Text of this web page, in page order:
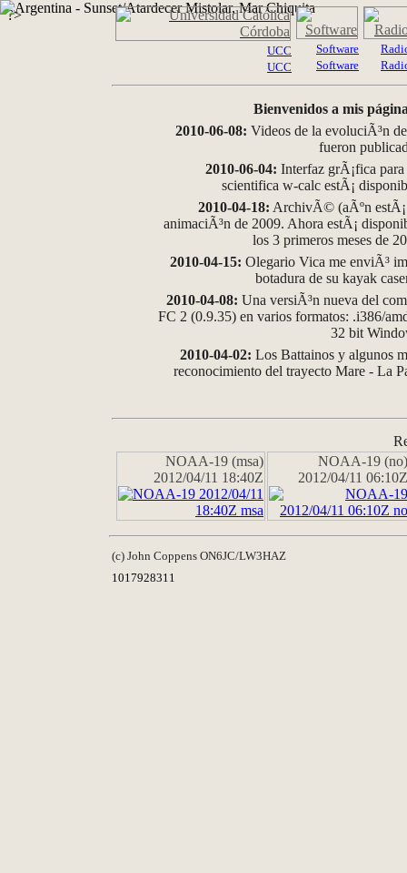
?>
UCC
UCC
Software
Software
Bienvenidos a mis
2010-06-08: Videos de la evoluciÃ³n
fueron
2010-06-04: Interfaz grÃ¡fica
scientifica w-calc estÃ¡
2010-04-18: ArchivÃ© (aÃºn
animaciÃ³n de 2009. Ahora estÃ¡
los 3 primeros meses de
2010-04-15: Olegario Vica me enviÃ³
botadura de su kayak
2010-04-08: Una versiÃ³n nueva del
FC 2 (0.9.35) en varios formatos: .i386/
32 bit
2010-04-02: Los Battainos y algunos
reconocimiento del trayecto Mare - La
NOAA-19 (msa)
2012/04/11 18:40Z
NOAA-19 (no)
2012/04/11 06:10Z
(c) John Coppens ON6JC/LW3HAZ
1017928311